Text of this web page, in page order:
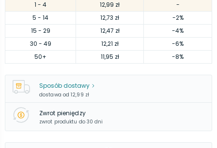
1 - 4 12,99 zł
-
5 - 14 12,73 zł
-2%
15 - 29 12,47 zł
-4%
30 - 49 12,21 zł
-6%
50+ 11,95 zł -8%
Sposób dostawy
dostawa od 12,99 zł
Zwrot pieniędzy
zwrot produktu do 30 dni